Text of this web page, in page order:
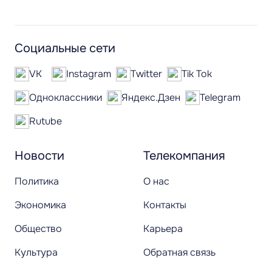
Новости
Политика
Экономика
Общество
Культура
Телекомпания
О нас
Контакты
Карьера
Обратная связь
Социальные сети
VK Instagram Twitter
Tik Tok
Одноклассники
Яндекс.Дзен
Telegram
Rutube